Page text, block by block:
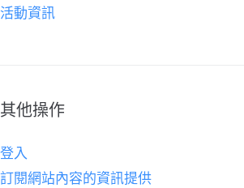
活動資訊
其他操作
登入
訂閱網站內容的資訊提供